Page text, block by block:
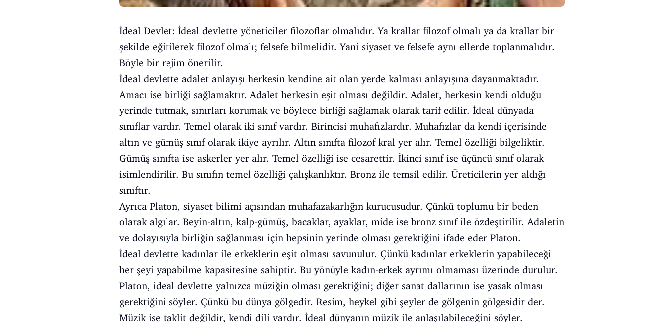
İdeal Devlet: İdeal devlette yöneticiler filozoflar olmalıdır. Ya krallar filozof olmalı ya da krallar bir
şekilde eğitilerek filozof olmalı; felsefe bilmelidir. Yani siyaset ve felsefe aynı ellerde toplanmalıdır.
Böyle bir rejim önerilir.
İdeal devlette adalet anlayışı herkesin kendine ait olan yerde kalması anlayışına dayanmaktadır.
Amacı ise birliği sağlamaktır. Adalet herkesin eşit olması değildir. Adalet, herkesin kendi olduğu
yerinde tutmak, sınırları korumak ve böylece birliği sağlamak olarak tarif edilir. İdeal dünyada
sınıflar vardır. Temel olarak iki sınıf vardır. Birincisi muhafızlardır. Muhafızlar da kendi içerisinde
altın ve gümüş sınıf olarak ikiye ayrılır. Altın sınıfta filozof kral yer alır. Temel özelliği bilgeliktir.
Gümüş sınıfta ise askerler yer alır. Temel özelliği ise cesarettir. İkinci sınıf ise üçüncü sınıf olarak
isimlendirilir. Bu sınıfın temel özelliği çalışkanlıktır. Bronz ile temsil edilir. Üreticilerin yer aldığı
sınıftır.
Ayrıca Platon, siyaset bilimi açısından muhafazakarlığın kurucusudur. Çünkü toplumu bir beden
olarak algılar. Beyin-altın, kalp-gümüş, bacaklar, ayaklar, mide ise bronz sınıf ile özdeştirilir. Adaletin
ve dolayısıyla birliğin sağlanması için hepsinin yerinde olması gerektiğini ifade eder Platon.
İdeal devlette kadınlar ile erkeklerin eşit olması savunulur. Çünkü kadınlar erkeklerin yapabileceği
her şeyi yapabilme kapasitesine sahiptir. Bu yönüyle kadın-erkek ayrımı olmaması üzerinde durulur.
Platon, ideal devlette yalnızca müziğin olması gerektiğini; diğer sanat dallarının ise yasak olması
gerektiğini söyler. Çünkü bu dünya gölgedir. Resim, heykel gibi şeyler de gölgenin gölgesidir der.
Müzik ise taklit değildir, kendi dili vardır. İdeal dünyanın müzik ile anlaşılabileceğini söyler.